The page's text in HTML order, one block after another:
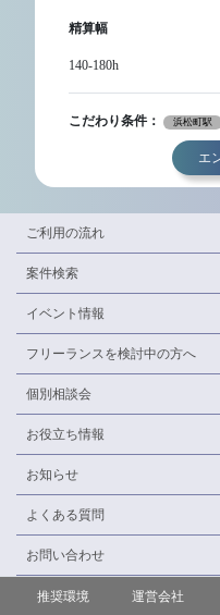
精算幅
140-180h
こだわり条件： 浜松町駅
エ
ご利用の流れ
案件検索
イベント情報
フリーランスを検討中の方へ
個別相談会
お役立ち情報
お知らせ
よくある質問
お問い合わせ
推奨環境 運営会社